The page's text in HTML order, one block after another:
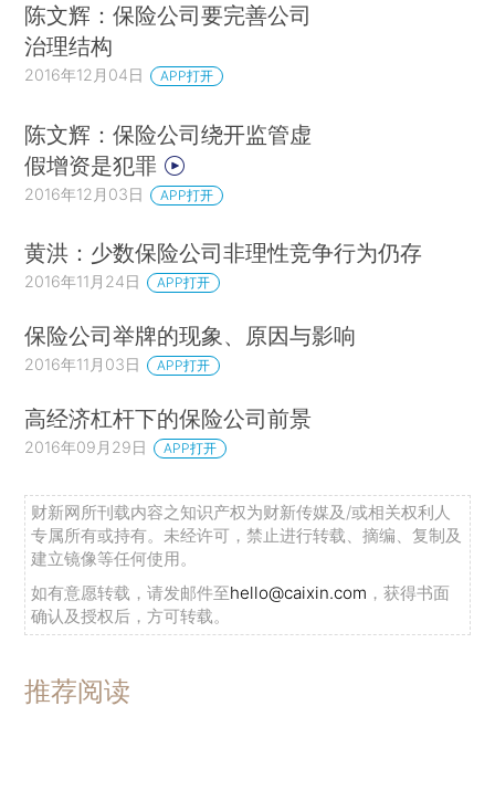
陈文辉：保险公司要完善公司
治理结构
2016年12月04日 APP打开
陈文辉：保险公司绕开监管虚
假增资是犯罪
2016年12月03日 APP打开
黄洪：少数保险公司非理性竞争行为仍存
2016年11月24日 APP打开
保险公司举牌的现象、原因与影响
2016年11月03日 APP打开
高经济杠杆下的保险公司前景
2016年09月29日 APP打开
财新网所刊载内容之知识产权为财新传媒及/或相关权利人
专属所有或持有。未经许可，禁止进行转载、摘编、复制及
建立镜像等任何使用。
如有意愿转载，请发邮件至hello@caixin.com ，获得书面
确认及授权后，方可转载。
推荐阅读